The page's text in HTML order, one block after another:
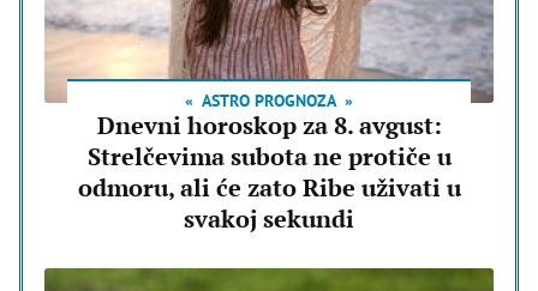
ASTRO PROGNOZA
Dnevni horoskop za 8. avgust:
Strelčevima subota ne protiče u
odmoru, ali će zato Ribe uživati u
svakoj sekundi